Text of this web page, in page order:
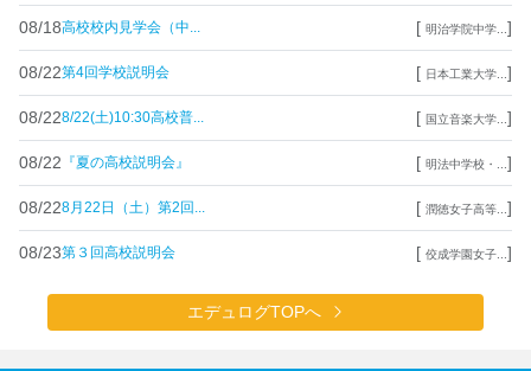
08/18高校校内見学会（中... [ 明治学院中学... ]
08/22第4回学校説明会 [ 日本工業大学... ]
08/228/22(土)10:30高校普... [ 国立音楽大学... ]
08/22 『夏の高校説明会』 [ 明法中学校・... ]
08/228月22日（土）第2回... [ 潤徳女子高等... ]
08/23第３回高校説明会 [ 佼成学園女子... ]
エデュログTOPへ